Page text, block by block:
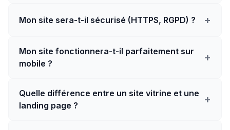
Mon site sera-t-il sécurisé (HTTPS, RGPD) ? +
Mon site fonctionnera-t-il parfaitement sur
mobile ?
+
Quelle différence entre un site vitrine et une
landing page ?
+